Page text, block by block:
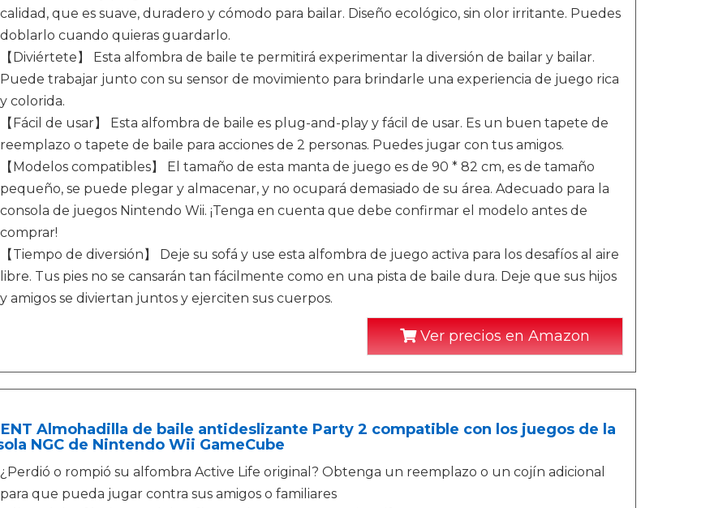
calidad, que es suave, duradero y cómodo para bailar. Diseño ecológico, sin olor irritante. Puedes
doblarlo cuando quieras guardarlo.
【Diviértete】 Esta alfombra de baile te permitirá experimentar la diversión de bailar y bailar.
Puede trabajar junto con su sensor de movimiento para brindarle una experiencia de juego rica
y colorida.
【Fácil de usar】 Esta alfombra de baile es plug-and-play y fácil de usar. Es un buen tapete de
reemplazo o tapete de baile para acciones de 2 personas. Puedes jugar con tus amigos.
【Modelos compatibles】 El tamaño de esta manta de juego es de 90 * 82 cm, es de tamaño
pequeño, se puede plegar y almacenar, y no ocupará demasiado de su área. Adecuado para la
consola de juegos Nintendo Wii. ¡Tenga en cuenta que debe confirmar el modelo antes de
comprar!
【Tiempo de diversión】 Deje su sofá y use esta alfombra de juego activa para los desafíos al aire
libre. Tus pies no se cansarán tan fácilmente como en una pista de baile dura. Deje que sus hijos
y amigos se diviertan juntos y ejerciten sus cuerpos.
Ver precios en Amazon
Almohadilla de baile antideslizante Party 2 compatible con los juegos de la
NGC de Nintendo Wii GameCube
¿Perdió o rompió su alfombra Active Life original? Obtenga un reemplazo o un cojín adicional
para que pueda jugar contra sus amigos o familiares